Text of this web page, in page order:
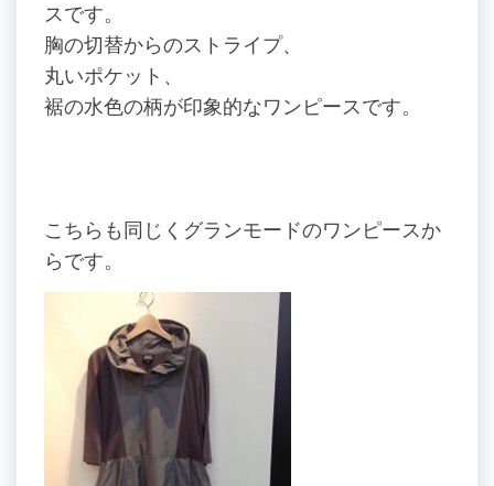
スです。
胸の切替からのストライプ、
丸いポケット、
裾の水色の柄が印象的なワンピースです。
こちらも同じくグランモードのワンピースか
らです。